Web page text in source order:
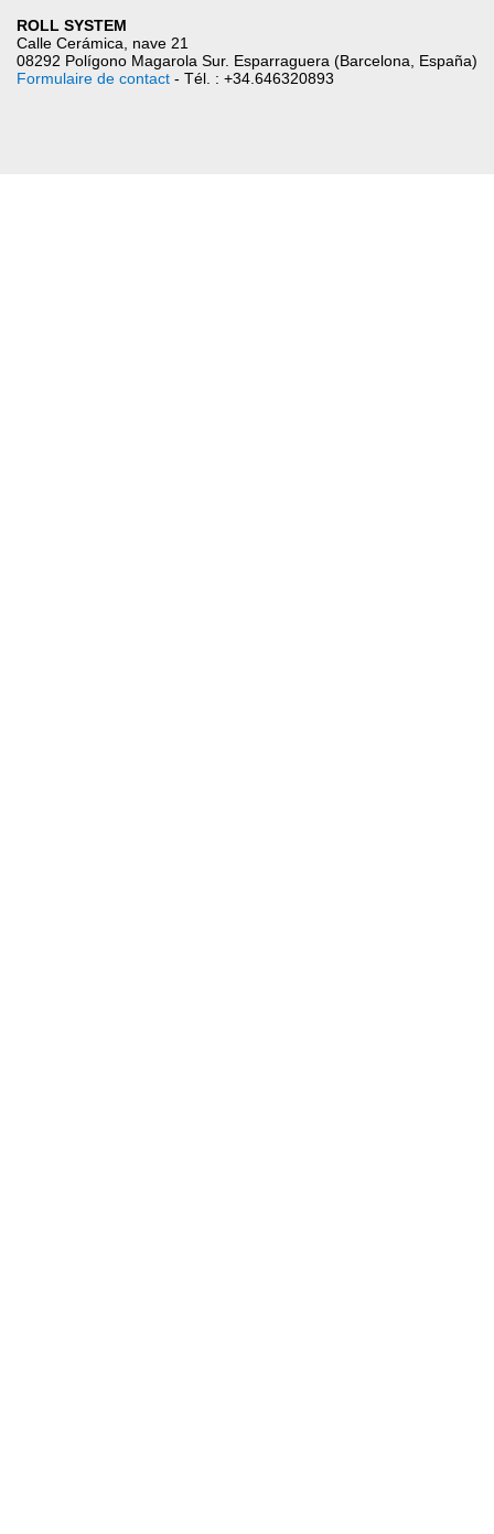
ROLL SYSTEM
Calle Cerámica, nave 21
08292 Polígono Magarola Sur. Esparraguera (Barcelona, España)
Formulaire de contact- Tél. : +34.646320893